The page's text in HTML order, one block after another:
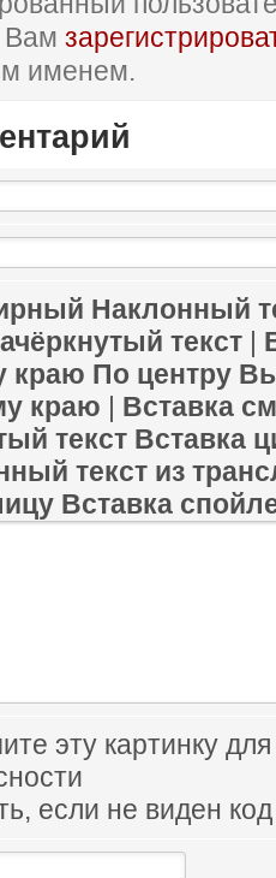
Вам
именем.
Наклонный
текст |
краю По центру
краю | Вставка
текст Вставка
текст из
Вставка
если не виден код